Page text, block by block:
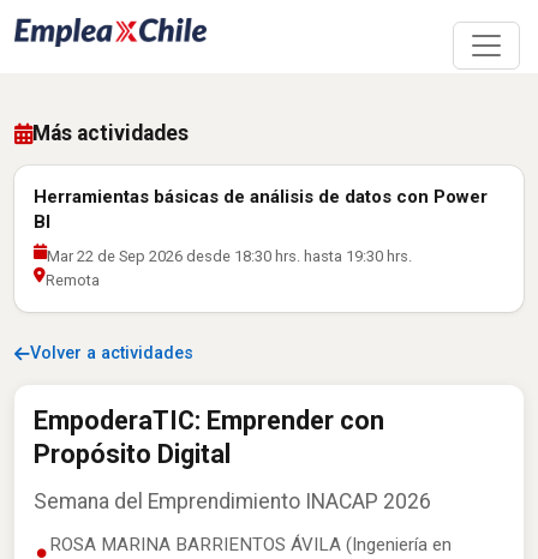
Volver a actividades
EmpoderaTIC: Emprender con
Propósito Digital
Semana del Emprendimiento INACAP 2026
ROSA MARINA BARRIENTOS ÁVILA (Ingeniería en
Más actividades
Herramientas básicas de análisis de datos con Power
BI
Mar 22 de Sep 2026 desde 18:30 hrs. hasta 19:30 hrs.
Remota